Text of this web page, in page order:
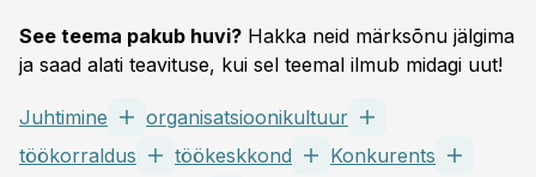
See teema pakub huvi? Hakka neid märksõnu jälgima
ja saad alati teavituse, kui sel teemal ilmub midagi uut!
Juhtimine
organisatsioonikultuur
töökorraldus
töökeskkond
Konkurents